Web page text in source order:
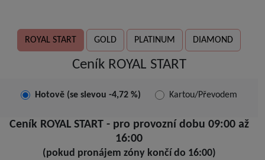
ROYAL START GOLD PLATINUM DIAMOND
Ceník ROYAL START
Hotově (se slevou -4,72 %) Kartou/Převodem
Ceník ROYAL START - pro provozní dobu 09:00 až
16:00
(pokud pronájem zóny končí do 16:00)